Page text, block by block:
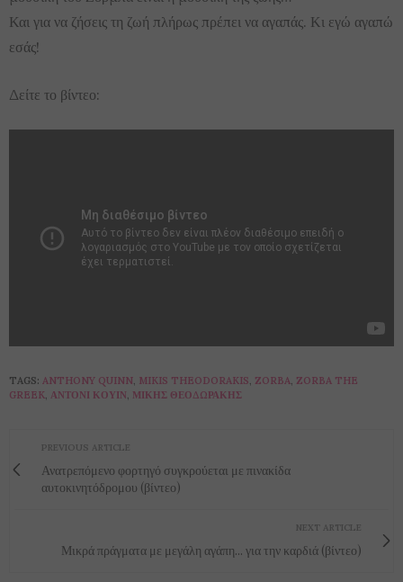
Και για να ζήσεις τη ζωή πλήρως πρέπει να αγαπάς. Κι εγώ αγαπώ
εσάς!
Δείτε το βίντεο:
TAGS: ANTHONY QUINN MIKIS THEODORAKIS ZORBA ZORBA THE
GREEK ΆΝΤΟΝΙ ΚΟΥΊΝ ΜΊΚΗΣ ΘΕΟΔΩΡΆΚΗΣ
PREVIOUS ARTICLE
Ανατρεπόμενο φορτηγό συγκρούεται με πινακίδα
αυτοκινητόδρομου (βίντεο)
NEXT ARTICLE
Μικρά πράγματα με μεγάλη αγάπη... για την καρδιά (βίντεο)